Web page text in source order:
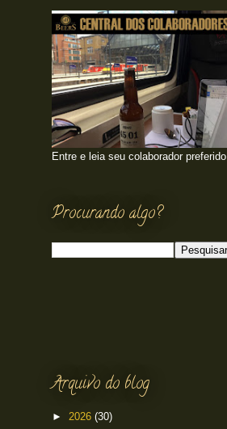
Entre e leia seu colaborador preferido
Procurando algo?
Arquivo do blog
► 2026 (30)